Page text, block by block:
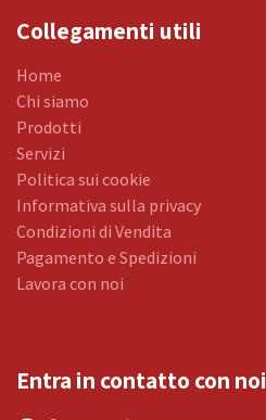
Collegamenti utili
Home
Chi siamo
Prodotti
Servizi
Politica sui cookie
Informativa sulla privacy
Condizioni di Vendita
Pagamento e Spedizioni
Lavora con noi
Entra in contatto con noi